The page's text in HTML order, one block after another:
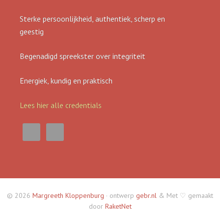
Sterke persoonlijkheid, authentiek, scherp en
geestig
Begenadigd spreekster over integriteit
Energiek, kundig en praktisch
Lees hier alle credentials
© 2026 Margreeth Kloppenburg · ontwerp gebr.nl & Met ♡ gemaakt
door RaketNet